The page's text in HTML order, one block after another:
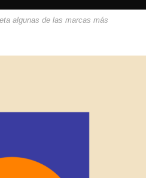
algunas de las marcas más